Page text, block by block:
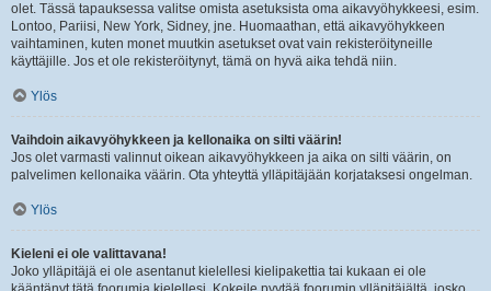
olet. Tässä tapauksessa valitse omista asetuksista oma aikavyöhykkeesi, esim.
Lontoo, Pariisi, New York, Sidney, jne. Huomaathan, että aikavyöhykkeen
vaihtaminen, kuten monet muutkin asetukset ovat vain rekisteröityneille
käyttäjille. Jos et ole rekisteröitynyt, tämä on hyvä aika tehdä niin.
Ylös
Vaihdoin aikavyöhykkeen ja kellonaika on silti väärin!
Jos olet varmasti valinnut oikean aikavyöhykkeen ja aika on silti väärin, on
palvelimen kellonaika väärin. Ota yhteyttä ylläpitäjään korjataksesi ongelman.
Ylös
Kieleni ei ole valittavana!
Joko ylläpitäjä ei ole asentanut kielellesi kielipakettia tai kukaan ei ole